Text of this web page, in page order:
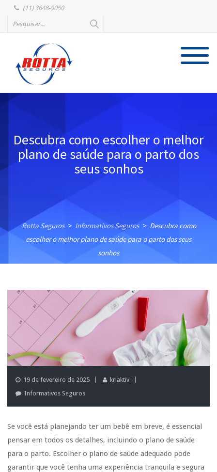
(11) 3648-9050
Descubra como escolher o melhor
plano de saúde para o parto dos
seus sonhos
Rotta Seguros > Informativos Seguros > Descubra como
escolher o melhor plano de saúde para o parto dos seus
sonhos
19 de fevereiro de 2025
kriaktiv
Informativos Seguros
Se você está planejando ter um bebê em breve, é essencial
pensar em todos os detalhes, incluindo o plano de saúde
para o parto. Escolher o plano de saúde adequado pode
garantir que você tenha uma experiência tranquila e segura